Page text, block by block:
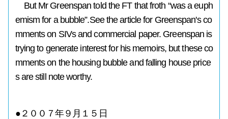
But Mr Greenspan told the FT that froth “was a euph
emism for a bubble”.See the article for Greenspan's co
mments on SIVs and commercial paper. Greenspan is
trying to generate interest for his memoirs, but these co
mments on the housing bubble and falling house price
s are still note worthy.
●２００７年９月１５日